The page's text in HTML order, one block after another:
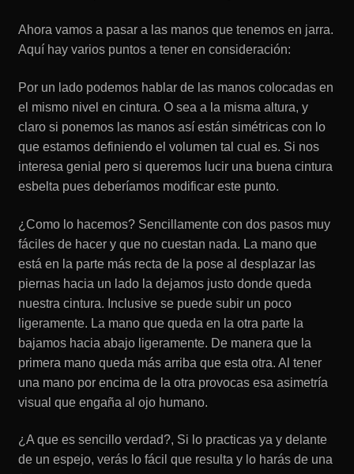
Ahora vamos a pasar a las manos que tenemos en jarra.
Aquí hay varios puntos a tener en consideración:
Por un lado podemos hablar de las manos colocadas en
el mismo nivel en cintura. O sea a la misma altura, y
claro si ponemos las manos así están simétricas con lo
que estamos definiendo el volumen tal cual es. Si nos
interesa genial pero si queremos lucir una buena cintura
esbelta pues deberíamos modificar este punto.
¿Como lo hacemos? Sencillamente con dos pasos muy
fáciles de hacer y que no cuestan nada. La mano que
está en la parte más recta de la pose al desplazar las
piernas hacia un lado la dejamos justo donde queda
nuestra cintura. Inclusive se puede subir un poco
ligeramente. La mano que queda en la otra parte la
bajamos hacia abajo ligeramente. De manera que la
primera mano queda más arriba que esta otra. Al tener
una mano por encima de la otra provocas esa asimetría
visual que engaña al ojo humano.
¿A que es sencillo verdad?, Si lo practicas ya y delante
de un espejo, verás lo fácil que resulta y lo harás de una